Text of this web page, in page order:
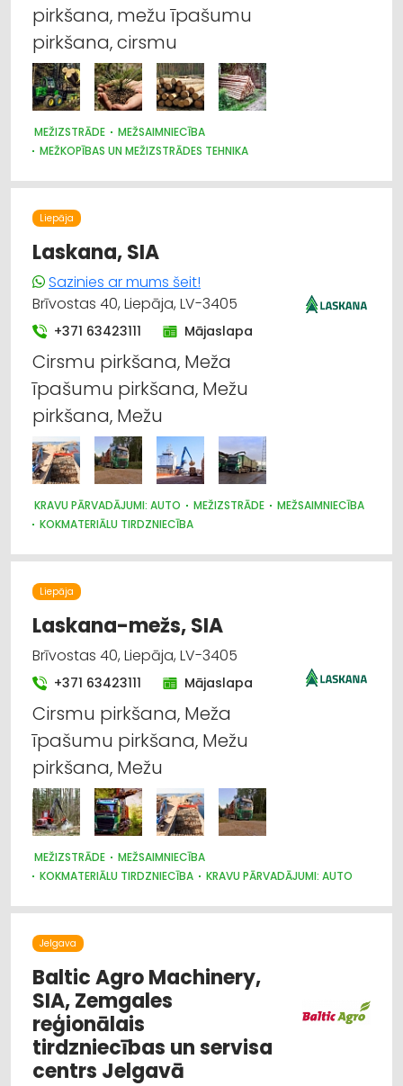
pirkšana, mežu īpašumu
pirkšana, cirsmu
MEŽIZSTRĀDE
MEŽSAIMNIECĪBA
MEŽKOPĪBAS UN MEŽIZSTRĀDES TEHNIKA
IEKRAUŠANAS UN IZKRAUŠANAS TEHNIKA
KOKMATERIĀLU TIRDZNIECĪBA
AUTO TRANSPORTĒŠANA AR TREILERIEM
Liepāja
Laskana, SIA
Sazinies ar mums šeit!
Brīvostas 40, Liepāja, LV-3405
+371 63423111 Mājaslapa
Cirsmu pirkšana, Meža
īpašumu pirkšana, Mežu
pirkšana, Mežu
KRAVU PĀRVADĀJUMI: AUTO MEŽIZSTRĀDE
MEŽSAIMNIECĪBA
KOKMATERIĀLU TIRDZNIECĪBA
Liepāja
Laskana-mežs, SIA
Brīvostas 40, Liepāja, LV-3405
+371 63423111 Mājaslapa
Cirsmu pirkšana, Meža
īpašumu pirkšana, Mežu
pirkšana, Mežu
MEŽIZSTRĀDE
MEŽSAIMNIECĪBA
KOKMATERIĀLU TIRDZNIECĪBA
KRAVU PĀRVADĀJUMI: AUTO
Jelgava
Baltic Agro Machinery,
SIA, Zemgales
reģionālais
tirdzniecības un servisa
centrs Jelgavā